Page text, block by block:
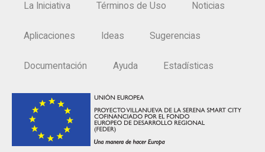
La Iniciativa Términos de Uso Noticias
Aplicaciones Ideas Sugerencias
Documentación Ayuda Estadísticas